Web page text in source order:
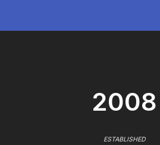
2008
ESTABLISHED